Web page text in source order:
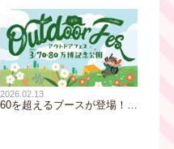
2026.02.13
60を超えるブースが登場！